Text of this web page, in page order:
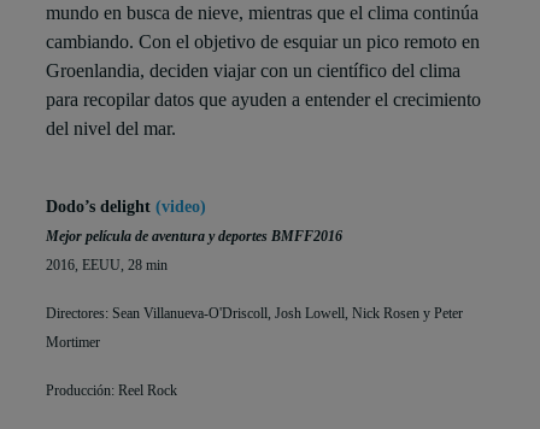
mundo en busca de nieve, mientras que el clima continúa
cambiando. Con el objetivo de esquiar un pico remoto en
Groenlandia, deciden viajar con un científico del clima
para recopilar datos que ayuden a entender el crecimiento
del nivel del mar.
Dodo’s delight (video)
Mejor película de aventura y deportes BMFF2016
2016, EEUU, 28 min
Directores: Sean Villanueva-O'Driscoll, Josh Lowell, Nick Rosen y Peter
Mortimer
Producción: Reel Rock